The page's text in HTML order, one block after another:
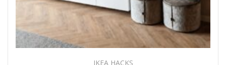
IKEA HACKS